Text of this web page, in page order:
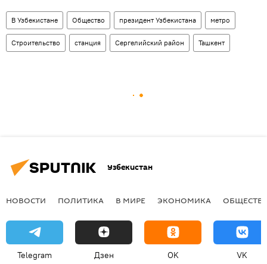
В Узбекистане Общество президент Узбекистана метро
Строительство станция Сергелийский район Ташкент
Узбекистан
НОВОСТИ ПОЛИТИКА В МИРЕ ЭКОНОМИКА
Telegram Дзен OK VK